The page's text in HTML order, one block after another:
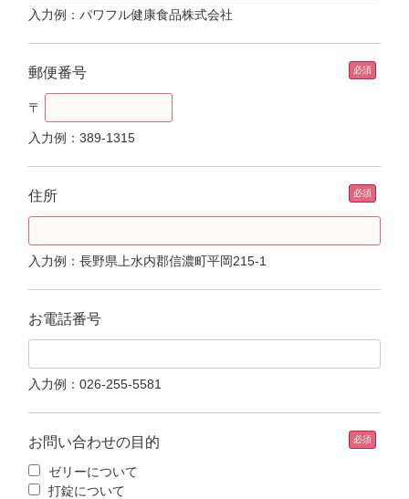
入力例：パワフル健康食品株式会社
郵便番号
〒
入力例：389-1315
住所
入力例：長野県上水内郡信濃町平岡215-1
お電話番号
入力例：026-255-5581
お問い合わせの目的
ゼリーについて
打錠について